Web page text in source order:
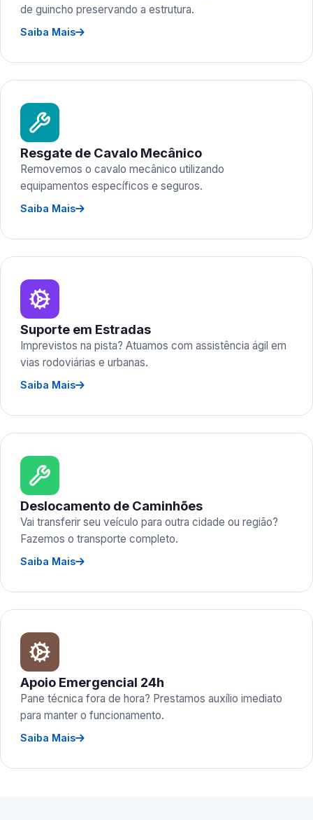
de guincho preservando a estrutura.
Saiba Mais
Resgate de Cavalo Mecânico
Removemos o cavalo mecânico utilizando
equipamentos específicos e seguros.
Saiba Mais
Suporte em Estradas
Imprevistos na pista? Atuamos com assistência ágil em
vias rodoviárias e urbanas.
Saiba Mais
Deslocamento de Caminhões
Vai transferir seu veículo para outra cidade ou região?
Fazemos o transporte completo.
Saiba Mais
Apoio Emergencial 24h
Pane técnica fora de hora? Prestamos auxílio imediato
para manter o funcionamento.
Saiba Mais